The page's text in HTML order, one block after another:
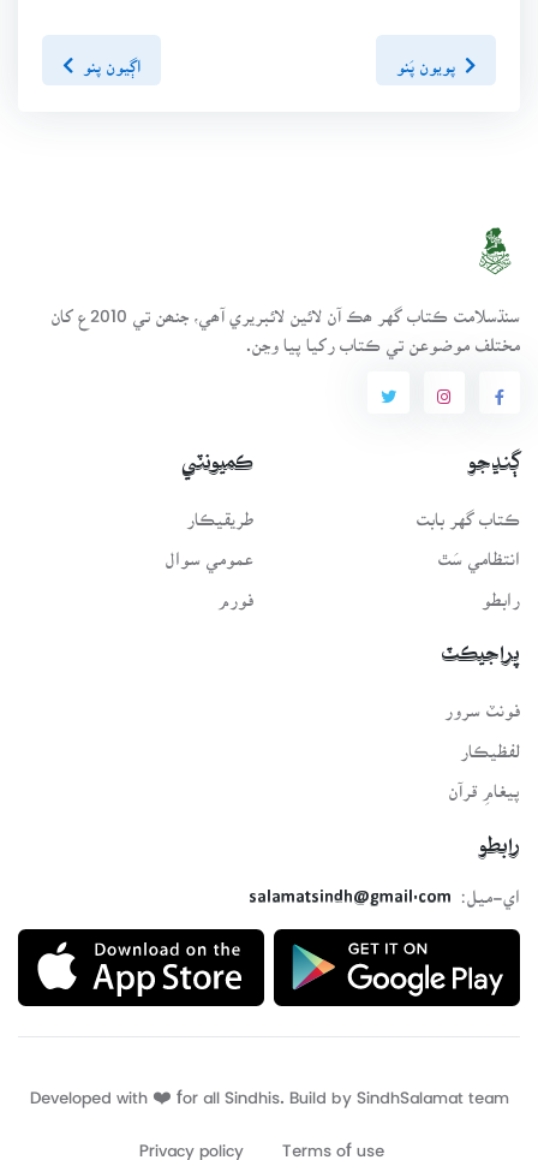
اڳيون پنو
سنڌسلامت ڪتاب گهر ھڪ آن لائين لائبريري آھي، جنھن تي 2010ع کان
مختلف موضوعن تي ڪتاب رکيا پيا وڃن.
ڳنڍجو
ڪتاب گهر بابت
انتظامي سَٿ
رابطو
ڪميونٽي
طريقيڪار
عمومي سوال
فورم
پراجيڪٽ
فونٽ سرور
لفظيڪار
پيغامِ قرآن
رابطو
اي-ميل:
salamatsindh@gmail.com
Developed with ❤️ for all Sindhis. Build by SindhSalamat
Terms of use
Privacy policy